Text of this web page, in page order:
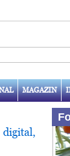
MAGAZIN